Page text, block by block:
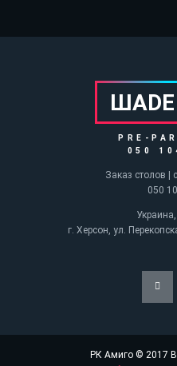
Украина,
г. Херсон, ул.
ШАDE
PRE-
050
Заказ столов |
050
РК Амиго © 2017